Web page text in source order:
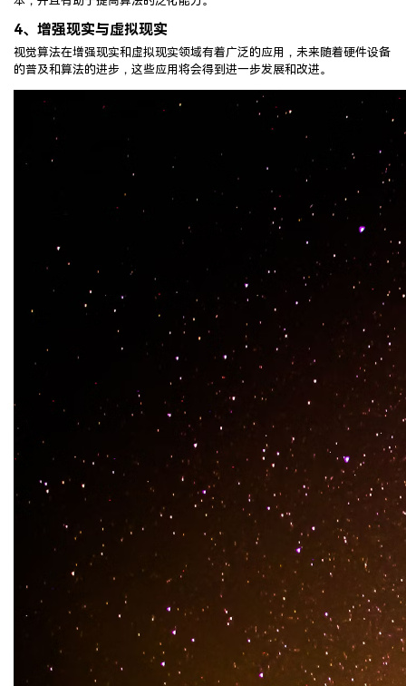
4、 增强现实与虚拟现实
视觉算法在增强现实和虚拟现实领域有着广泛的应用，未来随着硬件设备
的普及和算法的进步，这些应用将会得到进一步发展和改进。